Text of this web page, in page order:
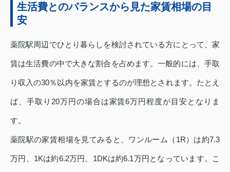
生活費とのバランスから見た家賃相場の目
安
薬院駅周辺でひとり暮らしを検討されている方にとって、家
賃は生活費の中で大きな割合を占めます。一般的には、手取
り収入の30％以内を家賃とするのが理想とされます。たとえ
ば、手取り20万円の場合は家賃6万円程度が目安となりま
す。
薬院駅の家賃相場を見てみると、ワンルーム（1R）は約7.3
万円、1Kは約6.2万円、1DKは約6.1万円となっています。こ